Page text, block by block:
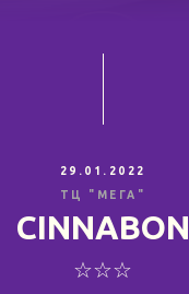
29.01.2022
ТЦ "МЕГА"
CINNABON
☆☆☆